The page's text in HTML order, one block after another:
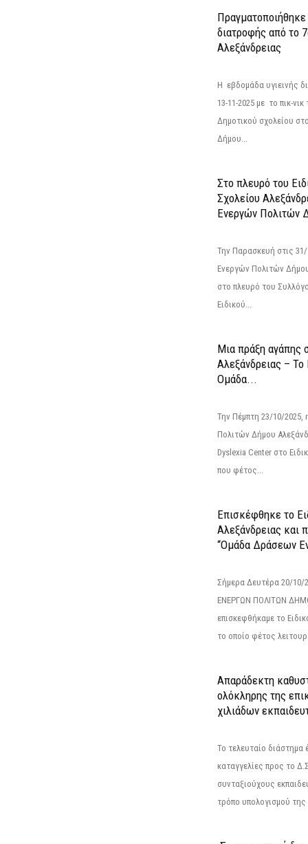
διατροφής από το
Αλεξάνδρειας
Η εβδομάδα υγιεινής
13-11-2025 με το πικ-
Δημοτικού σχολείου
Δήμου...
Στο πλευρό του
Σχολείου
Ενεργών Πολιτών
Την Παρασκευή στις
Ενεργών Πολιτών
στο πλευρό του
Ειδικού...
Μια πράξη αγάπης
Αλεξάνδρειας –
Ομάδα...
Την Πέμπτη 23/10/
Πολιτών Δήμου
Dyslexia Center στο
που φέτος...
Επισκέφθηκε το
Αλεξάνδρειας και
“Ομάδα Δράσεων
Σήμερα Δευτέρα 20/
ΕΝΕΡΓΩΝ ΠΟΛΙΤΩΝ
επισκεφθήκαμε το
το οποίο φέτος
Απαράδεκτη
ολόκληρης της
χιλιάδων
Το τελευταίο διάστημα
καταγγελίες προς το
συνταξιούχους
τρόπο υπολογισμού